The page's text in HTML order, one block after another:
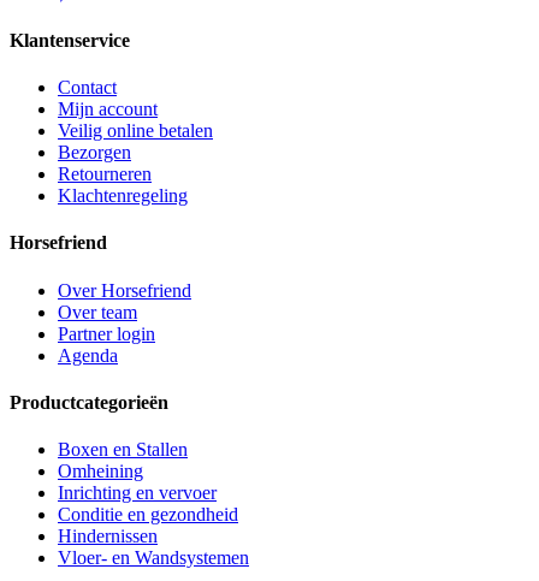
Klantenservice
Contact
Mijn account
Veilig online betalen
Bezorgen
Retourneren
Klachtenregeling
Horsefriend
Over Horsefriend
Over team
Partner login
Agenda
Productcategorieën
Boxen en Stallen
Omheining
Inrichting en vervoer
Conditie en gezondheid
Hindernissen
Vloer- en Wandsystemen